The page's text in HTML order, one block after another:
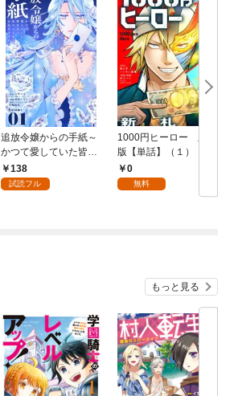
追放令嬢からの手紙～
かつて愛していた皆さ
まへ 私のことなどお忘
れですか？～【単話】
138
試読フル
1000円ヒーロー 新札
版【単話】（１）
0
無料
もっと見る